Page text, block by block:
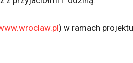
) w ramach projektu